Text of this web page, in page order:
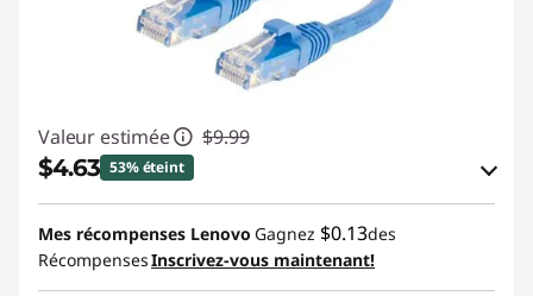
Valeur estimée $9.99
$4.63 53% éteint
Économies en bon de réduction en ligne :
-$5.36
Mes récompenses Lenovo Gagnez $0.13des
RécompensesInscrivez-vous maintenant!